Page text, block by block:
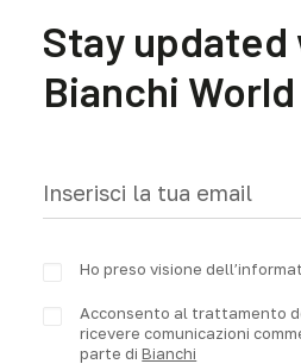
Stay updated
Bianchi World
Ho preso visione
Acconsento al trattamento
ricevere comunicazioni
parte diBianchi